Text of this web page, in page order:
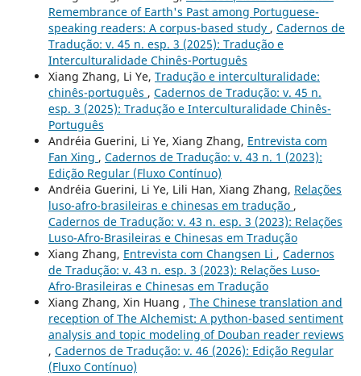
Remembrance of Earth's Past among Portuguese-
speaking readers: A corpus-based study , Cadernos de
Tradução: v. 45 n. esp. 3 (2025): Tradução e
Interculturalidade Chinês-Português
Xiang Zhang, Li Ye, Tradução e interculturalidade:
chinês-português , Cadernos de Tradução: v. 45 n.
esp. 3 (2025): Tradução e Interculturalidade Chinês-
Português
Andréia Guerini, Li Ye, Xiang Zhang, Entrevista com
Fan Xing , Cadernos de Tradução: v. 43 n. 1 (2023):
Edição Regular (Fluxo Contínuo)
Andréia Guerini, Li Ye, Lili Han, Xiang Zhang, Relações
luso-afro-brasileiras e chinesas em tradução ,
Cadernos de Tradução: v. 43 n. esp. 3 (2023): Relações
Luso-Afro-Brasileiras e Chinesas em Tradução
Xiang Zhang, Entrevista com Changsen Li , Cadernos
de Tradução: v. 43 n. esp. 3 (2023): Relações Luso-
Afro-Brasileiras e Chinesas em Tradução
Xiang Zhang, Xin Huang , The Chinese translation and
reception of The Alchemist: A python-based sentiment
analysis and topic modeling of Douban reader reviews
, Cadernos de Tradução: v. 46 (2026): Edição Regular
(Fluxo Contínuo)